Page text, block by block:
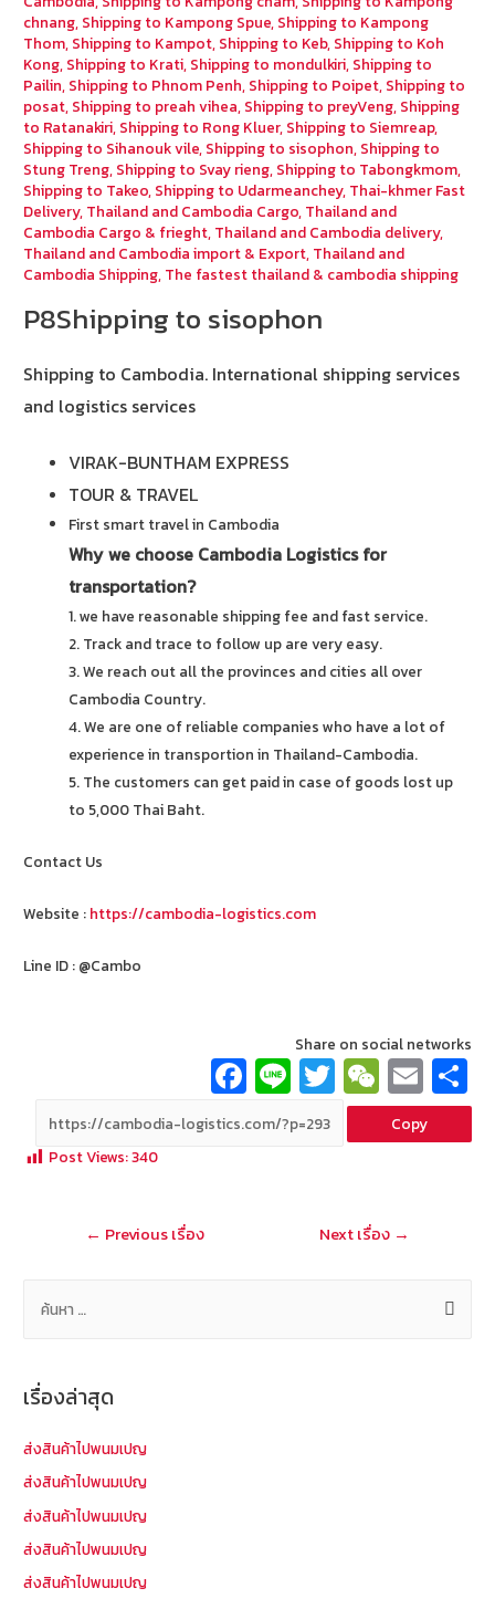
chnang, Shipping to Kampong Spue, Shipping to Kampong
Thom, Shipping to Kampot, Shipping to Keb, Shipping to Koh
Kong, Shipping to Krati, Shipping to mondulkiri, Shipping to
Pailin, Shipping to Phnom Penh, Shipping to Poipet, Shipping to
posat, Shipping to preah vihea, Shipping to preyVeng, Shipping
to Ratanakiri, Shipping to Rong Kluer, Shipping to Siemreap,
Shipping to Sihanouk vile, Shipping to sisophon, Shipping to
Stung Treng, Shipping to Svay rieng, Shipping to Tabongkmom,
Shipping to Takeo, Shipping to Udarmeanchey, Thai-khmer Fast
Delivery, Thailand and Cambodia Cargo, Thailand and
Cambodia Cargo & frieght, Thailand and Cambodia delivery,
Thailand and Cambodia import & Export, Thailand and
Cambodia Shipping, The fastest thailand & cambodia shipping
P8Shipping to sisophon
Shipping to Cambodia. International shipping services
and logistics services
VIRAK-BUNTHAM EXPRESS
TOUR & TRAVEL
First smart travel in Cambodia
Why we choose Cambodia Logistics for
transportation?
1. we have reasonable shipping fee and fast service.
2. Track and trace to follow up are very easy.
3. We reach out all the provinces and cities all over
Cambodia Country.
4. We are one of reliable companies who have a lot of
experience in transportion in Thailand-Cambodia.
5. The customers can get paid in case of goods lost up
to 5,000 Thai Baht.
Contact Us
Website : https://cambodia-logistics.com
Line ID : @Cambo
Share on social networks
Fa
ce
b
Li
n
e
T
wi
tt
W
e
C
at
E
m
ai
Copy
Post Views:340
แนะแนว
← Previous เรื่อง Next เรื่อง →
ห
รั
เรื่องล่าสุด
ส่งสินค้าไปพนมเปญ
ส่งสินค้าไปพนมเปญ
ส่งสินค้าไปพนมเปญ
ส่งสินค้าไปพนมเปญ
ส่งสินค้าไปพนมเปญ